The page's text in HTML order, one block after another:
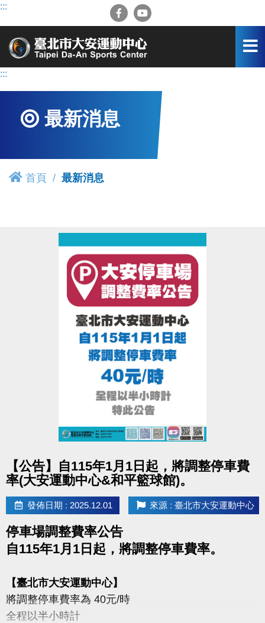
跳
容
:::
:::
最新消息
首頁 最新消息
【公告】自115年1月1日起，將調整停車費
率(大安運動中心&和平籃球館)。
發佈日期 : 2025.12.01 來源 : 臺北市大安運動中心
停車場調整費率公告
自115年1月1日起，將調整停車費率。
【臺北市大安運動中心】
將調整停車費率為 40元/時
全程以半小時計